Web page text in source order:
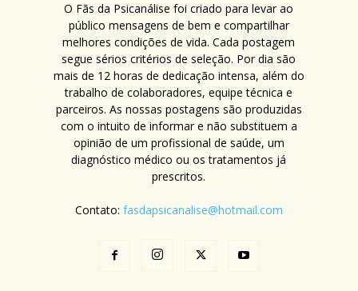
O Fãs da Psicanálise foi criado para levar ao
público mensagens de bem e compartilhar
melhores condições de vida. Cada postagem
segue sérios critérios de seleção. Por dia são
mais de 12 horas de dedicação intensa, além do
trabalho de colaboradores, equipe técnica e
parceiros. As nossas postagens são produzidas
com o intuito de informar e não substituem a
opinião de um profissional de saúde, um
diagnóstico médico ou os tratamentos já
prescritos.
Contato: fasdapsicanalise@hotmail.com